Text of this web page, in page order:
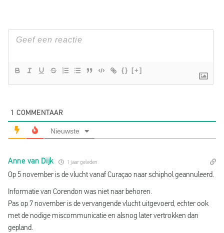
{} [+]
1 COMMENTAAR
Nieuwste
Anne van Dijk 1 jaar geleden
Op 5 november is de vlucht vanaf Curaçao naar schiphol geannuleerd.
Informatie van Corendon was niet naar behoren.
Pas op 7 november is de vervangende vlucht uitgevoerd, echter ook
met de nodige miscommunicatie en alsnog later vertrokken dan
gepland.